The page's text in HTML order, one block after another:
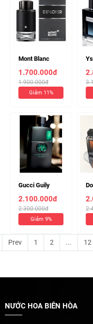
Mont Blanc
Explorer 100ml
Nam (chiết
10ml 220k)
1.700.000đ
1.900.000đ
Giảm 11%
Gucci Guily
Black 90ml
(Chiết 10ml
280k)
2.100.000đ
2.300.000đ
Giảm 9%
Prev 1 2 ... 12
NƯỚC HOA BIÊN HÒA